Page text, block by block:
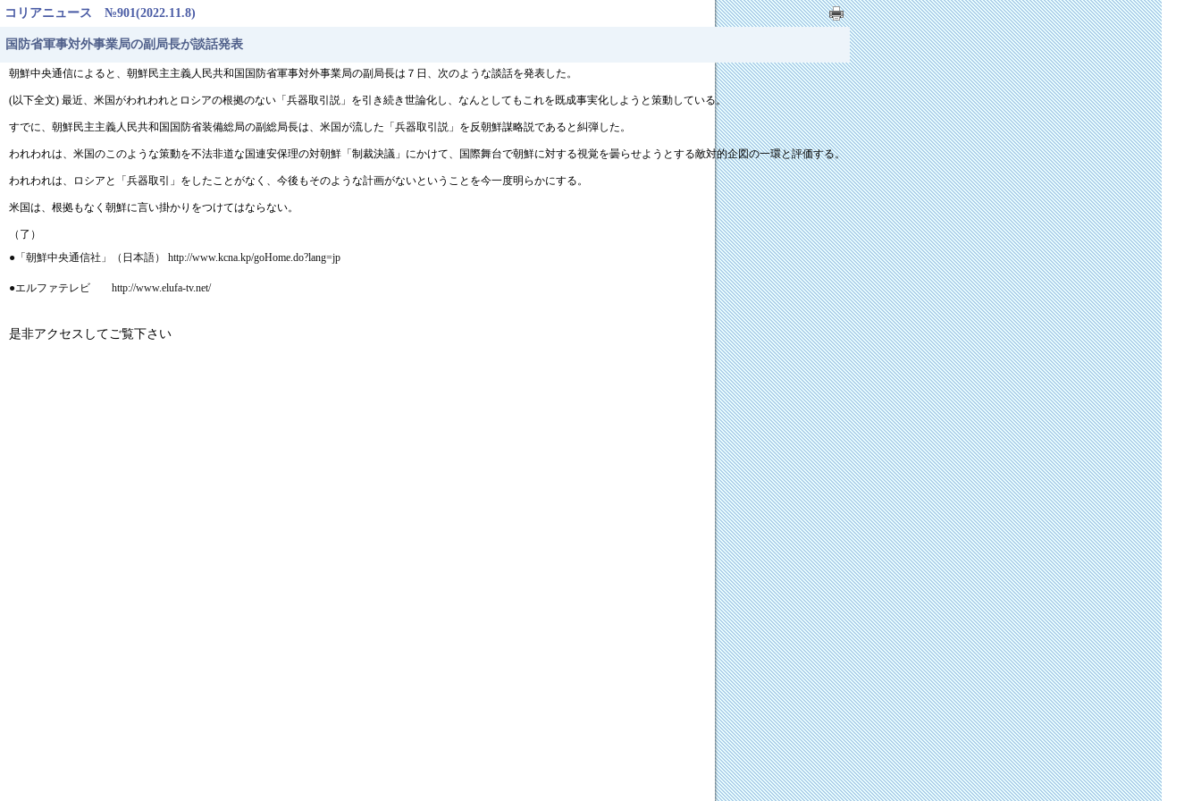
コリアニュース №901(2022.11.8)
国防省軍事対外事業局の副局長が談話発表
朝鮮中央通信によると、朝鮮民主主義人民共和国国防省軍事対外事業局の副局長は７日、次のような談話を発表した。
(以下全文) 最近、米国がわれわれとロシアの根拠のない「兵器取引説」を引き続き世論化し、なんとしてもこれを既成事実化しようと策動している。
すでに、朝鮮民主主義人民共和国国防省装備総局の副総局長は、米国が流した「兵器取引説」を反朝鮮謀略説であると糾弾した。
われわれは、米国のこのような策動を不法非道な国連安保理の対朝鮮「制裁決議」にかけて、国際舞台で朝鮮に対する視覚を曇らせようとする敵対的企図の一環と評価する。
われわれは、ロシアと「兵器取引」をしたことがなく、今後もそのような計画がないということを今一度明らかにする。
米国は、根拠もなく朝鮮に言い掛かりをつけてはならない。
（了）
●「朝鮮中央通信社」（日本語） http://www.kcna.kp/goHome.do?lang=jp
●エルファテレビ http://www.elufa-tv.net/
是非アクセスしてご覧下さい